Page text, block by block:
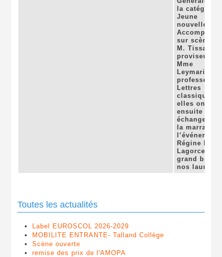
la catégorie
Jeune
nouvelle ».
sur scène
M.
proviseur, et
Mme
Leymarie,
professeure
Lettres
classiques,
elles ont pu
ensuite
échanger
la marraine
l’événement,
Régine
Lagorce. Un
grand bravo
nos
Toutes les actualités
Label EUROSCOL 2026-2029
MOBILITE ENTRANTE- Talland Collège
Scène ouverte
remise des prix de l'AMOPA